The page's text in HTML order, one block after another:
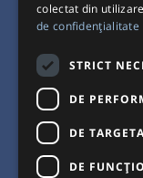
colectat din
de confidențialitate
STRICT
DE
DE
DE